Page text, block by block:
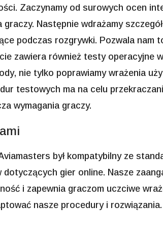
Zaczynamy od surowych ocen
Następnie wdrażamy
podczas rozgrywki. Pozwala
zawiera również testy operacyjne
nie tylko poprawiamy wrażenia
testowych ma na celu
wymagania graczy.
był kompatybilny ze
gier online. Nasze
i zapewnia graczom uczciwe
nasze procedury i rozwiązania.